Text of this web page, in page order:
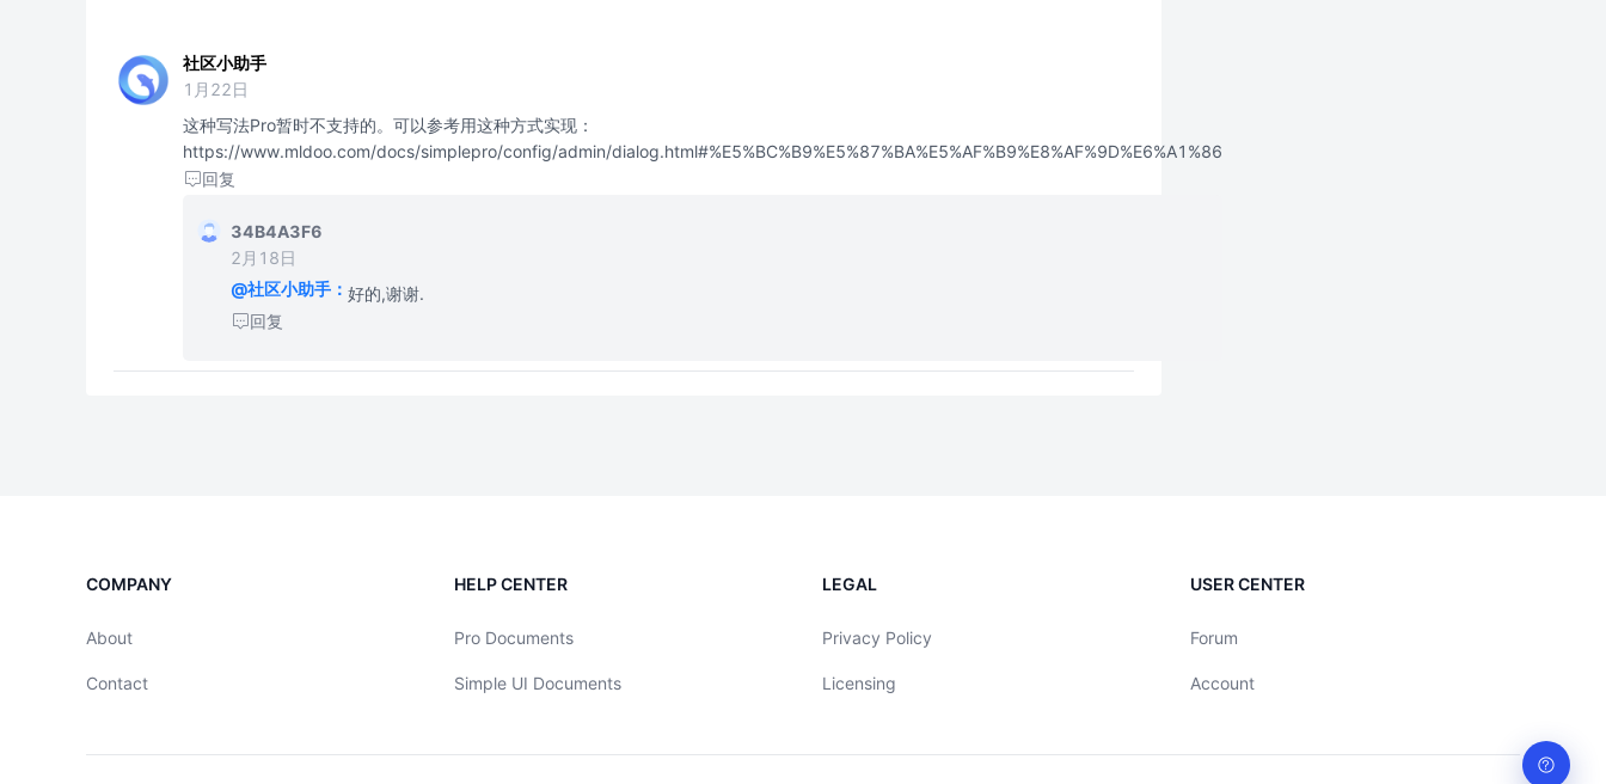
社区小助手
1月22日
这种写法Pro暂时不支持的。可以参考用这种方式实现：
https://www.mldoo.com/docs/simplepro/config/admin/dialog.html#%E5%BC%B9%E5%87%BA%E5%AF%B9%E8%AF%9D%E6%A1%86
回复
34B4A3F6
2月18日
@社区小助手： 好的,谢谢.
回复
COMPANY
About
Contact
HELP CENTER
Pro Documents
Simple UI Documents
LEGAL
Privacy Policy
Licensing
USER CENTER
Forum
Account